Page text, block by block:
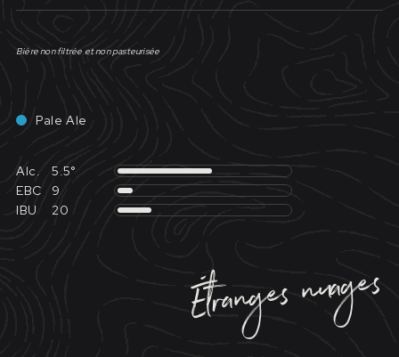
Bière non filtrée et non pasteurisée
Pale Ale
Alc.
5.5°
EBC
9
IBU
20
Étranges nuages